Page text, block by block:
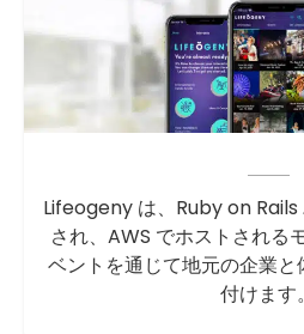
Lifeogeny は、Ruby on Rails
され、AWS でホストされる
ベントを通じて地元の企業
付けます。